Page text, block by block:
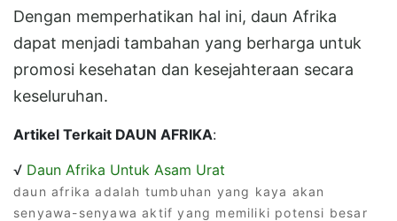
Dengan memperhatikan hal ini, daun Afrika
dapat menjadi tambahan yang berharga untuk
promosi kesehatan dan kesejahteraan secara
keseluruhan.
Artikel Terkait DAUN AFRIKA:
√ Daun Afrika Untuk Asam Urat
daun afrika adalah tumbuhan yang kaya akan
senyawa-senyawa aktif yang memiliki potensi besar